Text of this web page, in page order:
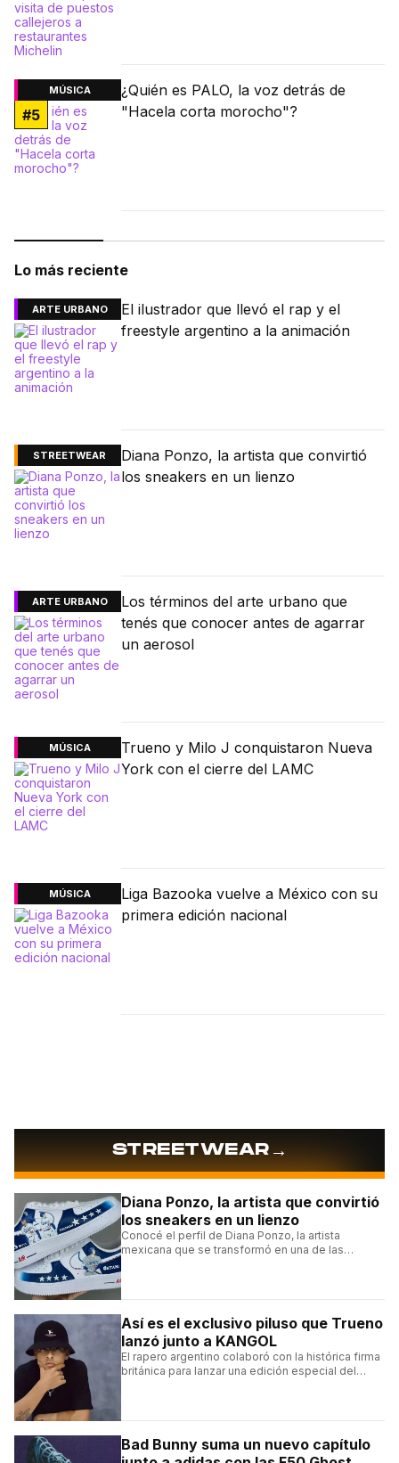
MÚSICA
#5
¿Quién es PALO, la voz detrás de
"Hacela corta morocho"?
Lo más reciente
ARTE URBANO
El ilustrador que llevó el rap y el
freestyle argentino a la animación
STREETWEAR
Diana Ponzo, la artista que convirtió
los sneakers en un lienzo
ARTE URBANO
Los términos del arte urbano que
tenés que conocer antes de agarrar
un aerosol
MÚSICA
Trueno y Milo J conquistaron Nueva
York con el cierre del LAMC
MÚSICA
Liga Bazooka vuelve a México con su
primera edición nacional
STREETWEAR→
Diana Ponzo, la artista que convirtió
los sneakers en un lienzo
Conocé el perfil de Diana Ponzo, la artista
mexicana que se transformó en una de las
Así es el exclusivo piluso que Trueno
lanzó junto a KANGOL
El rapero argentino colaboró con la histórica firma
británica para lanzar una edición especial del
Bad Bunny suma un nuevo capítulo